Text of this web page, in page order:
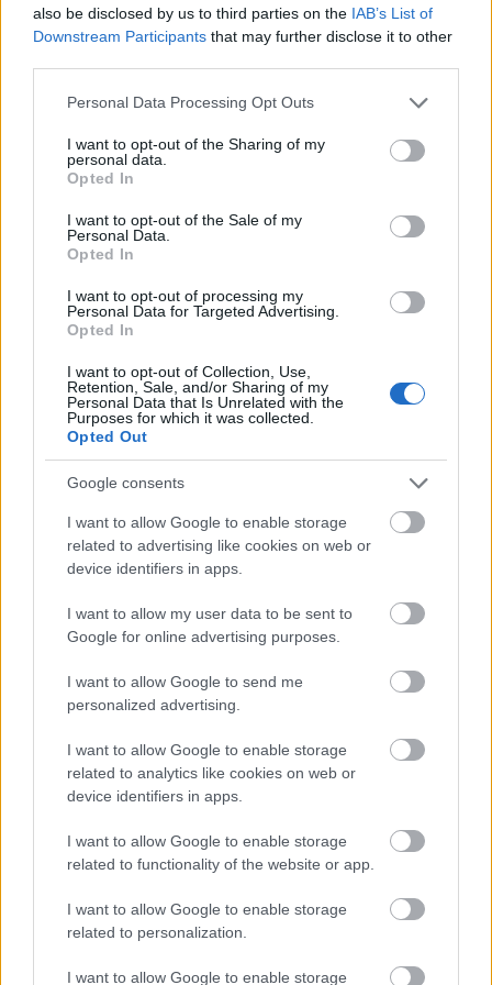
also be disclosed by us to third parties on the IAB’s List of
Downstream Participants that may further disclose it to other
Please note that this website/app uses one or more Google
not limited to your visit or usage behaviour. You may click to
grant or deny consent to Google and its third-party tags to
use your data for below specified purposes in below Google
consent section.
Personal Data Processing Opt Outs
I want to opt-out of the Sharing of my
personal data.
Opted In
I want to opt-out of the Sale of my
Personal Data.
Opted In
I want to opt-out of processing my
Personal Data for Targeted Advertising.
Opted In
I want to opt-out of Collection, Use,
Retention, Sale, and/or Sharing of my
Personal Data that Is Unrelated with the
Purposes for which it was collected.
Opted Out
Google consents
I want to allow Google to enable storage
related to advertising like cookies on web or
device identifiers in apps.
I want to allow my user data to be sent to
Google for online advertising purposes.
I want to allow Google to send me
personalized advertising.
I want to allow Google to enable storage
related to analytics like cookies on web or
device identifiers in apps.
I want to allow Google to enable storage
related to functionality of the website or app.
I want to allow Google to enable storage
related to personalization.
I want to allow Google to enable storage
A szerző, Bíró Szabolcs (nem azért mondom, de
ha egy zakkant hajnalon így elémtoppanna, az
illemhelyig már fölösleges lenne elmennem)
Pedig nálam Bíró Szabolcs eddig még nem rúgott
labdába. Elkezdtem egyik könyvét, és legnagyobb
tisztelettel letettem, hogy nem nekem ír. Bocs, de
nem. De ez.. ez igen. Lehet, hogy a történelmi
regényei nem érdekelnek? Vagy az Anjouk kora nem
érdekel? Vagy nem is tudom. A lényeg, hogy
előveszem újra azokat a történelmi regényeket, mert
aki így ír, az megérdemel tőlem is még egy esélyt.
Azért halkan megkérdezem: lesz ennek a műnek
folytatása? Valamilyen, bármilyen, akármilyen? Vagy
más korból alternatív történelmi fikció? (Micsoda
csavar, zombik, azannya'.) Mert az vitán felül kell
koronavírus-helyzet van, hanem, mert
befejezetlennek érzem a cselekményt, valamint
óriási tartalékok szunnyadnak még benne a
folytatást érintően.
Új műfaj Bíró Szabolcs életrajzában: történelmi
horror? Középkorijárvány-regény (éljenek a
járványregények ebben a veszélyhelyzetben), fiktív,
középkori pestisjárvány helyett. Mert az viszont
valóban végigszaladt Európán, bennünket,
magyarokat sem kihagyva a szórásból. A mű nagy
természetessége, a dramaturgia kiszámítottsága.
Baromira vártam már, hogy valaki kinyögje, mi is
történik a fertőzöttekkel és főleg hogyan, de ezzel a
szerző kitartóan (és meggyőződésem: kajánul
vigyorogva) csigázta az idegeimet, jó ötödénél derült
ki, ami kiderült. Grrr.